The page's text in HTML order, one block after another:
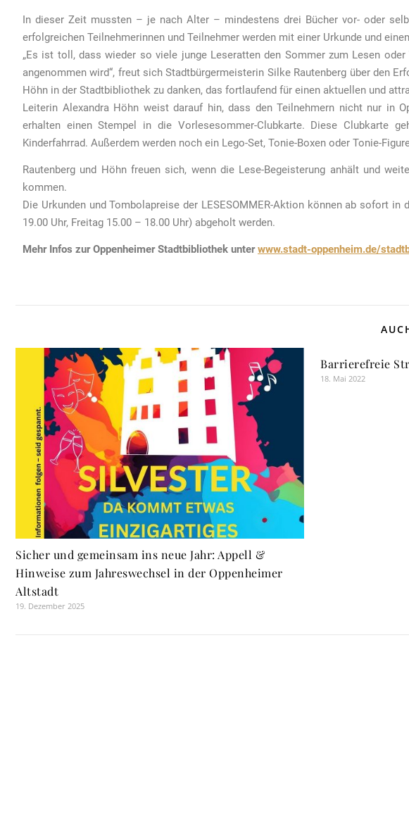
In dieser Zeit mussten – je nach Alter – mindestens drei Bücher vor- oder
erfolgreichen Teilnehmerinnen und Teilnehmer werden mit einer Urkunde und
„Es ist toll, dass wieder so viele junge Leseratten den Sommer zum Lesen
angenommen wird“, freut sich Stadtbürgermeisterin Silke Rautenberg über den
Höhn in der Stadtbibliothek zu danken, das fortlaufend für einen aktuellen und
Leiterin Alexandra Höhn weist darauf hin, dass den Teilnehmern nicht nur in
erhalten einen Stempel in die Vorlesesommer-Clubkarte. Diese Clubkarte
Kinderfahrrad. Außerdem werden noch ein Lego-Set, Tonie-Boxen oder Tonie-
Rautenberg und Höhn freuen sich, wenn die Lese-Begeisterung anhält und
kommen.
Die Urkunden und Tombolapreise der LESESOMMER-Aktion können ab sofort
19.00 Uhr, Freitag 15.00 – 18.00 Uhr) abgeholt werden.
Mehr Infos zur Oppenheimer Stadtbibliothek unterwww.stadt-oppenheim.de/
Sicher und gemeinsam ins neue Jahr: Appell &
Hinweise zum Jahreswechsel in der Oppenheimer
Altstadt
19. Dezember 2025
Barrierefreie
18. Mai 2022